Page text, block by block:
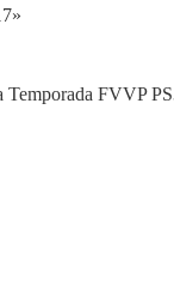
Temporada FVVP